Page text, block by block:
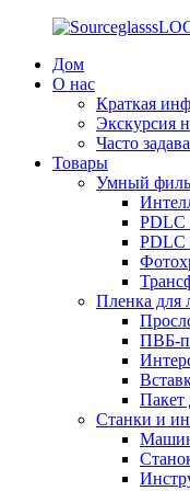
Дом
О нас
Краткая
Экскурсия
Часто
Товары
Умный
PDLC
PDLC
Пленка для
ПВБ-
Пакет
Станки и